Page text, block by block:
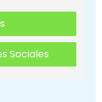
Sociales